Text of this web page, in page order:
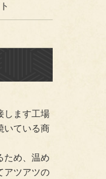
します工場
いている商
ため、温め
アツアツの